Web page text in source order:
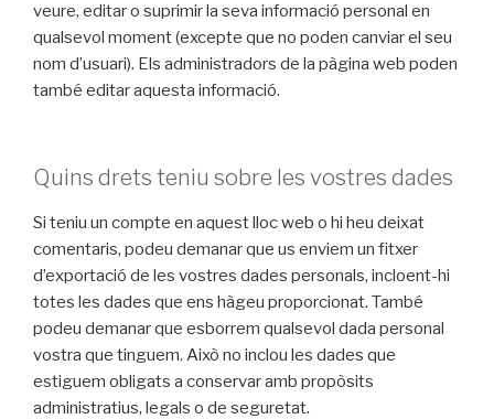
veure, editar o suprimir la seva informació personal en
qualsevol moment (excepte que no poden canviar el seu
nom d’usuari). Els administradors de la pàgina web poden
també editar aquesta informació.
Quins drets teniu sobre les vostres dades
Si teniu un compte en aquest lloc web o hi heu deixat
comentaris, podeu demanar que us enviem un fitxer
d’exportació de les vostres dades personals, incloent-hi
totes les dades que ens hàgeu proporcionat. També
podeu demanar que esborrem qualsevol dada personal
vostra que tinguem. Això no inclou les dades que
estiguem obligats a conservar amb propòsits
administratius, legals o de seguretat.